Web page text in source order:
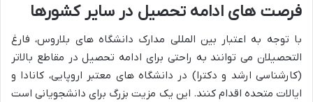
فرصت های ادامه تحصیل در سایر کشورها
با توجه به اعتبار بین المللی مدارک دانشگاه های بلاروس، فارغ
التحصیلان می توانند به راحتی برای ادامه تحصیل در مقاطع بالاتر
(کارشناسی ارشد و دکترا) در دانشگاه های معتبر اروپایی، کانادا و
ایالات متحده اقدام کنند. این یک مزیت بزرگ برای دانشجویانی است